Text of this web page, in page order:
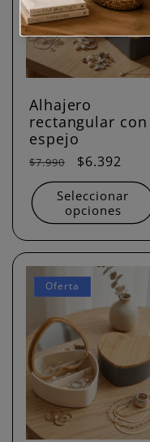
Alhajero
rectangular con
espejo
Precio
habitual
$7.990
Precio
de
oferta
$6.392
Seleccionar
opciones
Oferta